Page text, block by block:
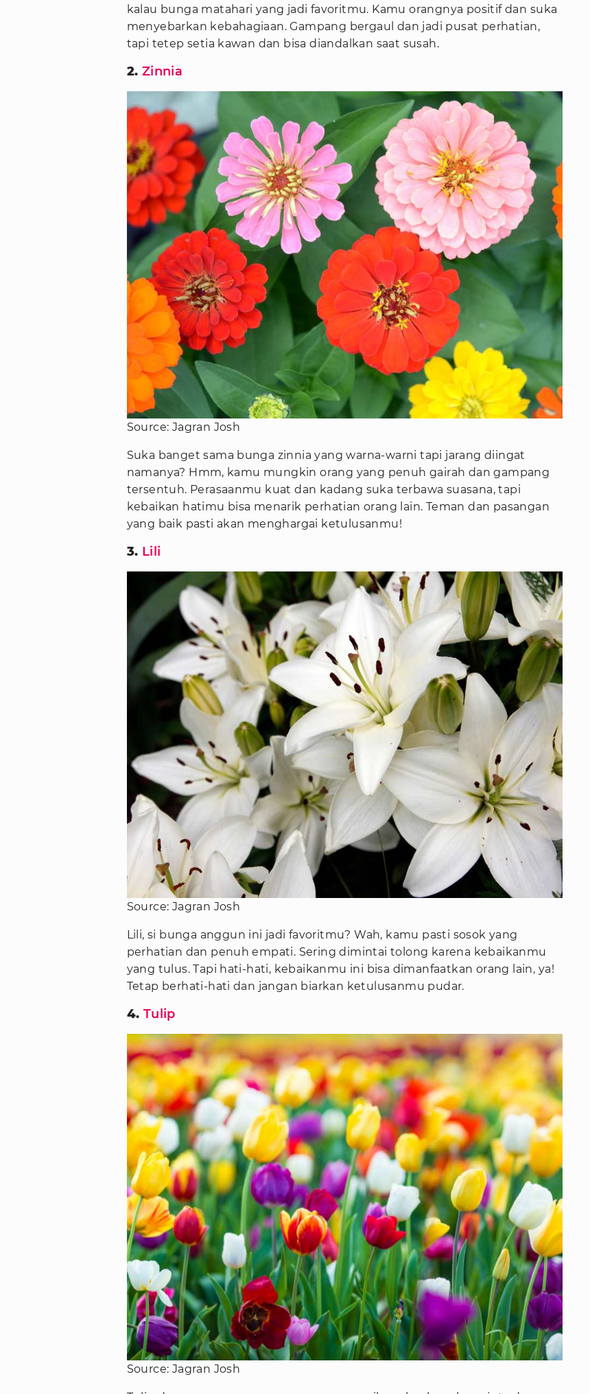
kalau bunga matahari yang jadi favoritmu. Kamu orangnya positif dan suka
menyebarkan kebahagiaan. Gampang bergaul dan jadi pusat perhatian,
tapi tetep setia kawan dan bisa diandalkan saat susah.
2. Zinnia
Source: Jagran Josh
Suka banget sama bunga zinnia yang warna-warni tapi jarang diingat
namanya? Hmm, kamu mungkin orang yang penuh gairah dan gampang
tersentuh. Perasaanmu kuat dan kadang suka terbawa suasana, tapi
kebaikan hatimu bisa menarik perhatian orang lain. Teman dan pasangan
yang baik pasti akan menghargai ketulusanmu!
3. Lili
Source: Jagran Josh
Lili, si bunga anggun ini jadi favoritmu? Wah, kamu pasti sosok yang
perhatian dan penuh empati. Sering dimintai tolong karena kebaikanmu
yang tulus. Tapi hati-hati, kebaikanmu ini bisa dimanfaatkan orang lain, ya!
Tetap berhati-hati dan jangan biarkan ketulusanmu pudar.
4. Tulip
Source: Jagran Josh